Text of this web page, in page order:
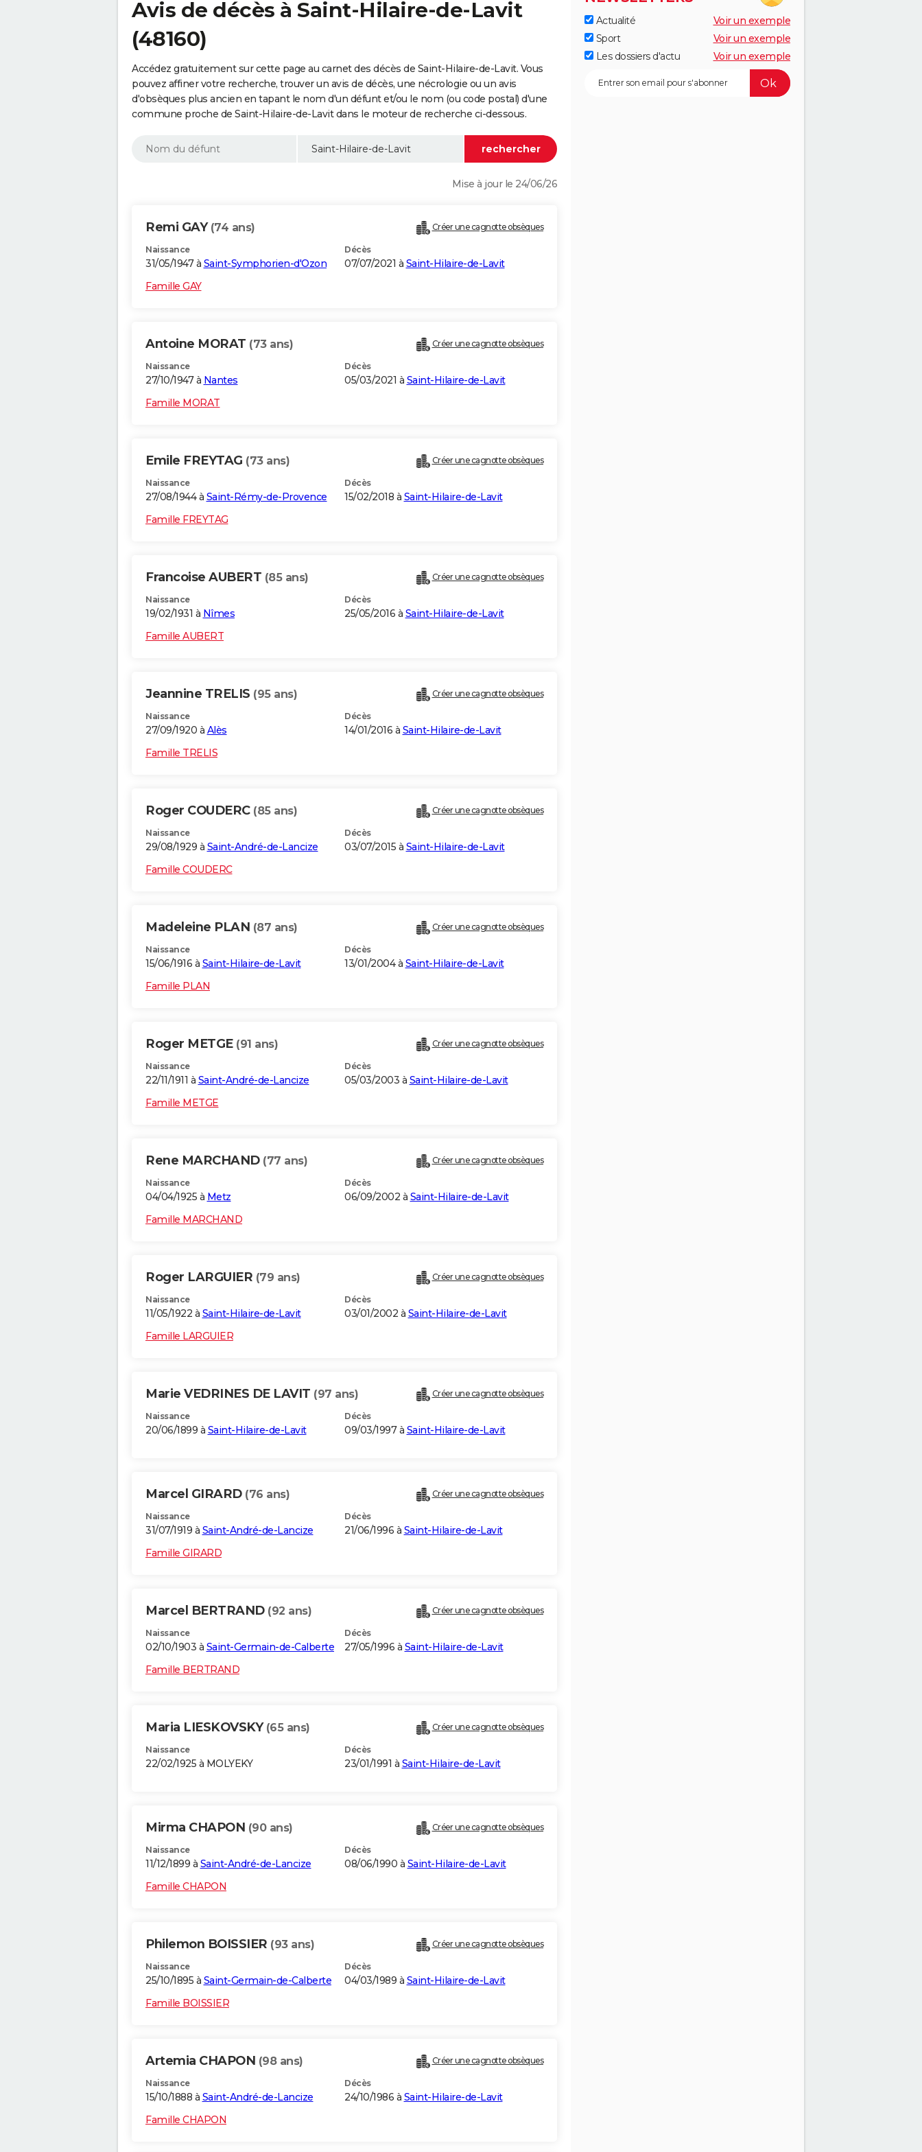
Avis de décès à Saint-Hilaire-de-Lavit
(48160)
Accédez gratuitement sur cette page au carnet des décès de Saint-Hilaire-de-Lavit. Vous
pouvez affiner votre recherche, trouver un avis de décès, une nécrologie ou un avis
d'obsèques plus ancien en tapant le nom d'un défunt et/ou le nom (ou code postal) d'une
commune proche de Saint-Hilaire-de-Lavit dans le moteur de recherche ci-dessous.
Mise à jour le 24/06/26
Remi GAY (74 ans) Créer une cagnotte obsèques
Naissance
31/05/1947 à Saint-Symphorien-d'Ozon
Décès
07/07/2021 à Saint-Hilaire-de-Lavit
Famille GAY
Antoine MORAT (73 ans) Créer une cagnotte obsèques
Naissance
27/10/1947 à Nantes
Décès
05/03/2021 à Saint-Hilaire-de-Lavit
Famille MORAT
Emile FREYTAG (73 ans) Créer une cagnotte obsèques
Naissance
27/08/1944 à Saint-Rémy-de-Provence
Décès
15/02/2018 à Saint-Hilaire-de-Lavit
Famille FREYTAG
Francoise AUBERT (85 ans) Créer une cagnotte obsèques
Naissance
19/02/1931 à Nîmes
Décès
25/05/2016 à Saint-Hilaire-de-Lavit
Famille AUBERT
Jeannine TRELIS (95 ans) Créer une cagnotte obsèques
Naissance
27/09/1920 à Alès
Décès
14/01/2016 à Saint-Hilaire-de-Lavit
Famille TRELIS
Roger COUDERC (85 ans) Créer une cagnotte obsèques
Naissance
29/08/1929 à Saint-André-de-Lancize
Décès
03/07/2015 à Saint-Hilaire-de-Lavit
Famille COUDERC
Madeleine PLAN (87 ans) Créer une cagnotte obsèques
Naissance
15/06/1916 à Saint-Hilaire-de-Lavit
Décès
13/01/2004 à Saint-Hilaire-de-Lavit
Famille PLAN
Roger METGE (91 ans) Créer une cagnotte obsèques
Naissance
22/11/1911 à Saint-André-de-Lancize
Décès
05/03/2003 à Saint-Hilaire-de-Lavit
Famille METGE
Rene MARCHAND (77 ans) Créer une cagnotte obsèques
Naissance
04/04/1925 à Metz
Décès
06/09/2002 à Saint-Hilaire-de-Lavit
Famille MARCHAND
Roger LARGUIER (79 ans) Créer une cagnotte obsèques
Naissance
11/05/1922 à Saint-Hilaire-de-Lavit
Décès
03/01/2002 à Saint-Hilaire-de-Lavit
Famille LARGUIER
Marie VEDRINES DE LAVIT (97 ans) Créer une cagnotte obsèques
Naissance
20/06/1899 à Saint-Hilaire-de-Lavit
Décès
09/03/1997 à Saint-Hilaire-de-Lavit
Marcel GIRARD (76 ans) Créer une cagnotte obsèques
Naissance
31/07/1919 à Saint-André-de-Lancize
Décès
21/06/1996 à Saint-Hilaire-de-Lavit
Famille GIRARD
Marcel BERTRAND (92 ans) Créer une cagnotte obsèques
Naissance
02/10/1903 à Saint-Germain-de-Calberte
Décès
27/05/1996 à Saint-Hilaire-de-Lavit
Famille BERTRAND
Maria LIESKOVSKY (65 ans) Créer une cagnotte obsèques
Naissance
22/02/1925 à MOLYEKY
Décès
23/01/1991 à Saint-Hilaire-de-Lavit
Mirma CHAPON (90 ans) Créer une cagnotte obsèques
Naissance
11/12/1899 à Saint-André-de-Lancize
Décès
08/06/1990 à Saint-Hilaire-de-Lavit
Famille CHAPON
Philemon BOISSIER (93 ans) Créer une cagnotte obsèques
Naissance
25/10/1895 à Saint-Germain-de-Calberte
Décès
04/03/1989 à Saint-Hilaire-de-Lavit
Famille BOISSIER
Artemia CHAPON (98 ans) Créer une cagnotte obsèques
Naissance
15/10/1888 à Saint-André-de-Lancize
Décès
24/10/1986 à Saint-Hilaire-de-Lavit
Famille CHAPON
Actualité
Voir un exemple
Sport
Voir un exemple
Les dossiers d'actu
Voir un exemple